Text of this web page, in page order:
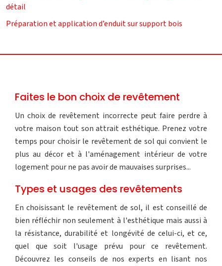
détail
Préparation et application d’enduit sur support bois
Faites le bon choix de revêtement
Un choix de revêtement incorrecte peut faire perdre à
votre maison tout son attrait esthétique. Prenez votre
temps pour choisir le revêtement de sol qui convient le
plus au décor et à l'aménagement intérieur de votre
logement pour ne pas avoir de mauvaises surprises...
Types et usages des revêtements
En choisissant le revêtement de sol, il est conseillé de
bien réfléchir non seulement à l'esthétique mais aussi à
la résistance, durabilité et longévité de celui-ci, et ce,
quel que soit l'usage prévu pour ce revêtement.
Découvrez les conseils de nos experts en lisant nos